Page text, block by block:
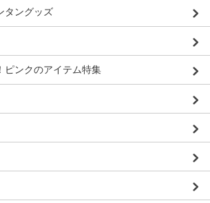
タングッズ
ピンクのアイテム特集